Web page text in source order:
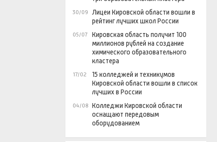
30/09
Лицеи Кировской области вошли в
рейтинг лучших школ России
05/07
Кировская область получит 100
миллионов рублей на создание
химического образовательного
кластера
17/02
15 колледжей и техникумов
Кировской области вошли в список
лучших в России
04/08 Колледжи Кировской области
оснащают передовым
оборудованием